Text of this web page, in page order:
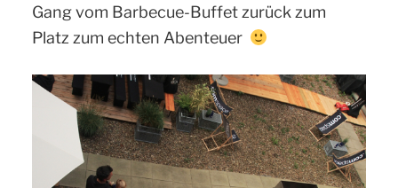
Gang vom Barbecue-Buffet zurück zum
Platz zum echten Abenteuer